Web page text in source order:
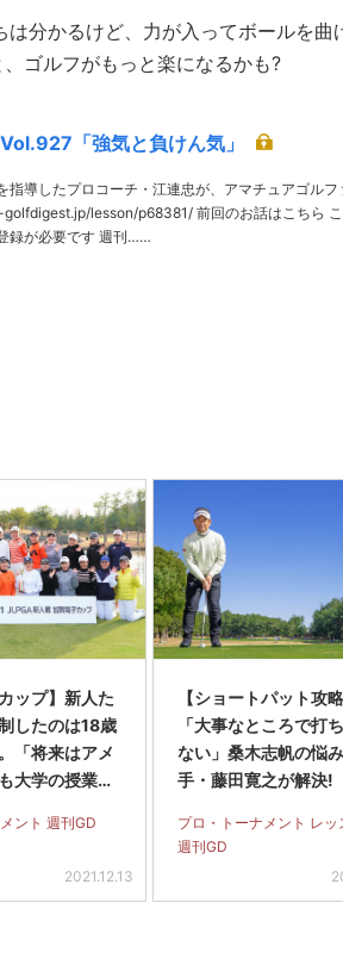
分かるけど、力が入ってボールを曲
ゴルフがもっと楽になるかも?
「強気と負けん気」
指導したプロコーチ・江連忠が、アマチュアゴルフ
記事は有料会員限定です続きを読むには有料登録が必要です 週刊……
ップ】新人た
したのは18歳
「将来はアメ
大学の授業に
ント 週刊GD
2021.12.13
【ショートパット攻
「大事なところで打
ない」桑木志帆の悩
手・藤田寛之が解決!
プロ・トーナメント レッ
週刊GD